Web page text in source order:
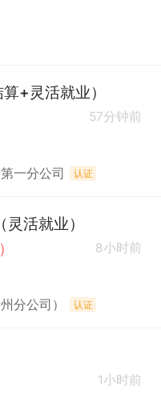
+灵活就业）
57分钟前
一分公司 认证
活就业）
8小时前
分公司） 认证
1小时前